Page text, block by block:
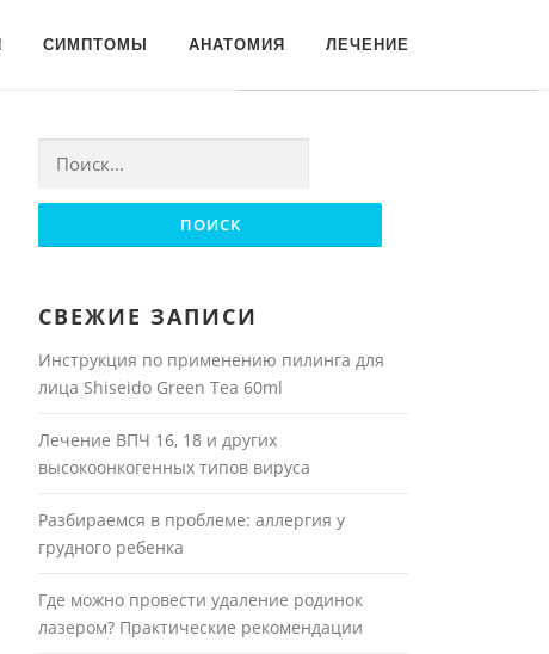
СИМПТОМЫ АНАТОМИЯ ЛЕЧЕНИЕ
Найти:
СВЕЖИЕ ЗАПИСИ
Инструкция по применению пилинга для
лица Shiseido Green Tea 60ml
Лечение ВПЧ 16, 18 и других
высокоонкогенных типов вируса
Разбираемся в проблеме: аллергия у
грудного ребенка
Где можно провести удаление родинок
лазером? Практические рекомендации
Для любых предложений по